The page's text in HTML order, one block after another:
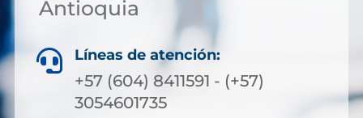
Antioquia
 Líneas de atención:
+57 (604) 8411591 - (+57)
3054601735